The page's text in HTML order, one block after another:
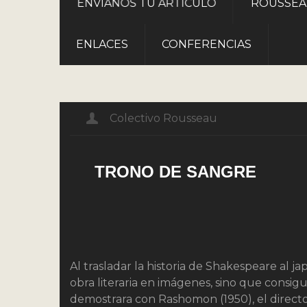
ENVÍANOS TU ARTÍCULO
ENLACES CONFERENCIAS
Colectivo Rousseau
TRONO DE SANGRE
Al trasladar la historia de Shakespeare al
obra literaria en imágenes, sino que
demostrara con Rashomon (1950), el